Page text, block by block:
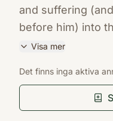
and suffering
before him) into
vast, dangerous
this is a haunting
populated with
characters in
Visa mer
9780142437247
Penguin Books
Det finns inga aktiva